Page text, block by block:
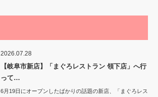
2026.07.28
【岐阜市新店】「まぐろレストラン 領下店」へ行
って…
6月19日にオープンしたばかりの話題の新店、「まぐろレス